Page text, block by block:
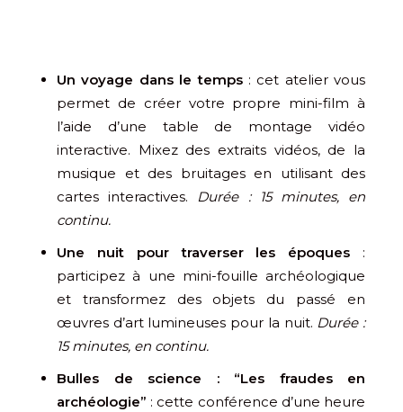
Un voyage dans le temps: cet atelier vous
permet de créer votre propre mini-film à
l’aide d’une table de montage vidéo
interactive. Mixez des extraits vidéos, de la
musique et des bruitages en utilisant des
cartes interactives. Durée : 15 minutes, en
continu.
Une nuit pour traverser les époques :
participez à une mini-fouille archéologique
et transformez des objets du passé en
œuvres d’art lumineuses pour la nuit. Durée :
15 minutes, en continu.
Bulles de science : “Les fraudes en
archéologie” : cette conférence d’une heure